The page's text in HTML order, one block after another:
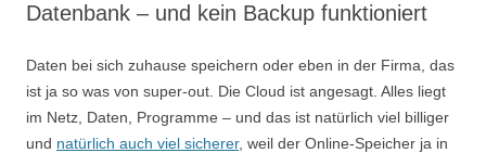
Datenbank – und kein Backup funktioniert
Daten bei sich zuhause speichern oder eben in der Firma, das
ist ja so was von super-out. Die Cloud ist angesagt. Alles liegt
im Netz, Daten, Programme – und das ist natürlich viel billiger
und natürlich auch viel sicherer, weil der Online-Speicher ja in